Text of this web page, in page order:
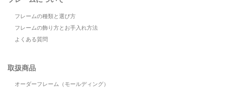
フレームの種類と選び方
フレームの飾り方とお手入れ方法
よくある質問
取扱商品
オーダーフレーム（モールディング）